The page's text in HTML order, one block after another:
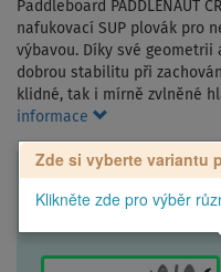
Paddleboard PADDLENAUT
nafukovací SUP plovák pro
výbavou. Díky své
dobrou stabilitu při
klidné, tak i mírně zvlněné
informace
Zde si vyberte variantu
Klikněte zde pro výběr